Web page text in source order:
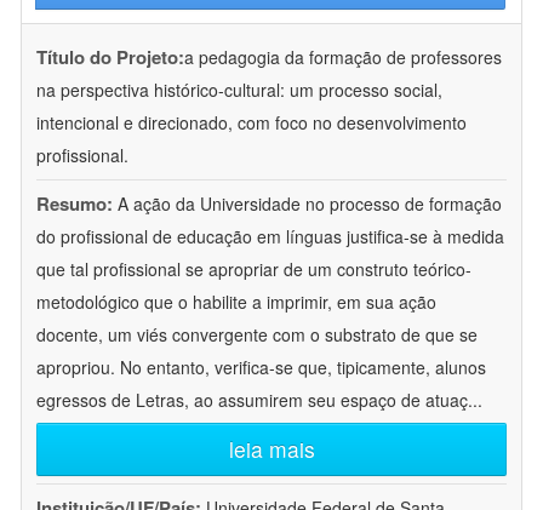
Título do Projeto:a pedagogia da formação de professores
na perspectiva histórico-cultural: um processo social,
intencional e direcionado, com foco no desenvolvimento
profissional.
Resumo: A ação da Universidade no processo de formação
do profissional de educação em línguas justifica-se à medida
que tal profissional se apropriar de um construto teórico-
metodológico que o habilite a imprimir, em sua ação
docente, um viés convergente com o substrato de que se
apropriou. No entanto, verifica-se que, tipicamente, alunos
egressos de Letras, ao assumirem seu espaço de atuaç...
leia mais